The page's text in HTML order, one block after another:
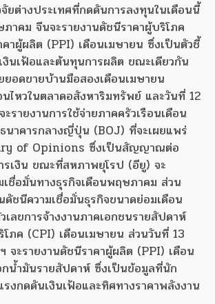
ยต่างประเทศที่กดดันการลงทุนในเดือนนี้
าคม จีนจะรายงานดัชนีราคาผู้บริโภค
าผู้ผลิต (PPI) เดือนเมษายน ซึ่งเป็นตัวชี้
นเฟ้อและต้นทุนการผลิต ขณะเดียวกัน
ยอดขายบ้านมือสองเดือนเมษายน
ไหวในตลาดอสังหาริมทรัพย์ และวันที่ 12
ายงานการใช้จ่ายภาคครัวเรือนเดือน
าคารกลางญี่ปุ่น (BOJ) ที่จะเผยแพร่
of Opinions ซึ่งเป็นสัญญาณต่อ
รเงิน ขณะที่สหภาพยุโรป (อียู) จะ
เชื่อมั่นทางธุรกิจเดือนพฤษภาคม ส่วน
ดัชนีความเชื่อมั่นธุรกิจขนาดย่อมเดือน
เลขการจ้างงานภาคเอกชนรายสัปดาห์
ภค (CPI) เดือนเมษายน ส่วนวันที่ 13
จะรายงานดัชนีราคาผู้ผลิต (PPI) เดือน
น้ำมันรายสัปดาห์ ซึ่งเป็นข้อมูลที่นัก
งกดดันเงินเฟ้อและทิศทางราคาพลังงาน